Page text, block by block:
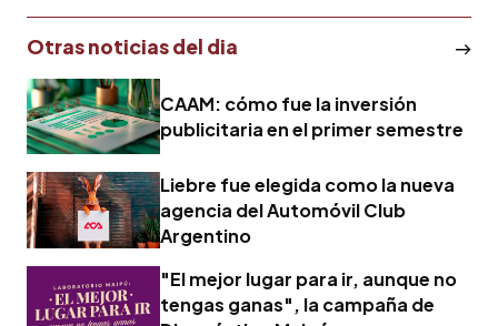
Otras noticias del dia
CAAM: cómo fue la inversión
publicitaria en el primer semestre
Liebre fue elegida como la nueva
agencia del Automóvil Club
Argentino
"El mejor lugar para ir, aunque no
tengas ganas", la campaña de